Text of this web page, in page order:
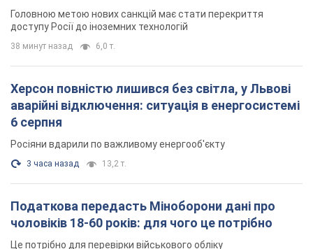
Головною метою нових санкцій має стати перекриття
доступу Росії до іноземних технологій
38 минут назад 6,0 т.
Херсон повністю лишився без світла, у Львові
аварійні відключення: ситуація в енергосистемі
6 серпня
Росіяни вдарили по важливому енергооб'єкту
3 часа назад 13,2 т.
Податкова передасть Міноборони дані про
чоловіків 18-60 років: для чого це потрібно
Це потрібно для перевірки військового обліку